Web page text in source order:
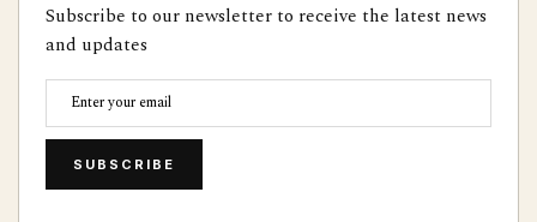
Subscribe to our newsletter to receive the latest news
and updates
SUBSCRIBE